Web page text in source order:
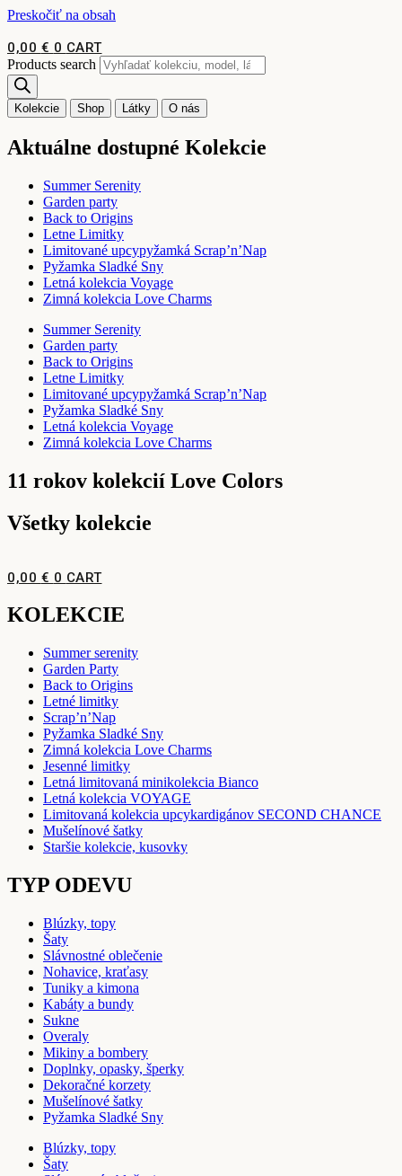
Preskočiť na obsah
0,00 € 0 CART
Products search
Kolekcie Shop Látky O nás
Aktuálne dostupné Kolekcie
Summer Serenity
Garden party
Back to Origins
Letne Limitky
Limitované upcypyžamká Scrap’n’Nap
Pyžamka Sladké Sny
Letná kolekcia Voyage
Zimná kolekcia Love Charms
Summer Serenity
Garden party
Back to Origins
Letne Limitky
Limitované upcypyžamká Scrap’n’Nap
Pyžamka Sladké Sny
Letná kolekcia Voyage
Zimná kolekcia Love Charms
11 rokov kolekcií Love Colors
Všetky kolekcie
0,00 € 0 CART
KOLEKCIE
Summer serenity
Garden Party
Back to Origins
Letné limitky
Scrap’n’Nap
Pyžamka Sladké Sny
Zimná kolekcia Love Charms
Jesenné limitky
Letná limitovaná minikolekcia Bianco
Letná kolekcia VOYAGE
Limitovaná kolekcia upcykardigánov SECOND CHANCE
Mušelínové šatky
Staršie kolekcie, kusovky
TYP ODEVU
Blúzky, topy
Šaty
Slávnostné oblečenie
Nohavice, kraťasy
Tuniky a kimona
Kabáty a bundy
Sukne
Overaly
Mikiny a bombery
Doplnky, opasky, šperky
Dekoračné korzety
Mušelínové šatky
Pyžamka Sladké Sny
Blúzky, topy
Šaty